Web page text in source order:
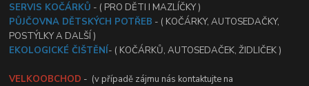
SERVIS KOČÁRKŮ - ( PRO DĚTI I MAZLÍČKY )
PŮJČOVNA DĚTSKÝCH POTŘEB - ( KOČÁRKY, AUTOSEDAČKY,
POSTÝLKY A DALŠÍ )
EKOLOGICKÉ ČIŠTĚNÍ- ( KOČÁRKŮ, AUTOSEDAČEK, ŽIDLIČEK )
VELKOOBCHOD - (v případě zájmu nás kontaktujte na